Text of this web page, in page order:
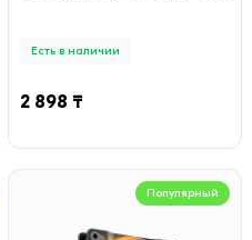
Есть в наличии
2 898 ₸
Популярный